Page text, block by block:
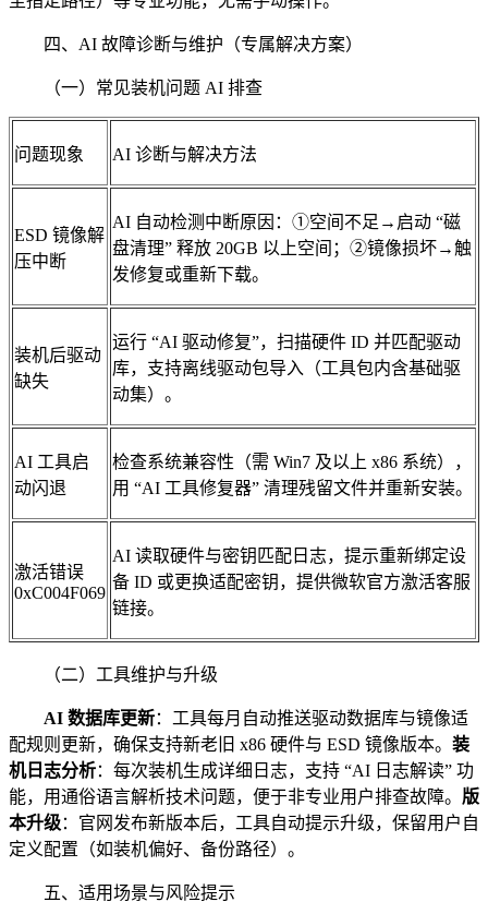
四、AI 故障诊断与维护（专属解决方案）
（一）常见装机问题 AI 排查
问题现象 AI 诊断与解决方法
ESD 镜像解
压中断
AI 自动检测中断原因：①空间不足→启动 “磁
盘清理” 释放 20GB 以上空间；②镜像损坏→触
发修复或重新下载。
装机后驱动
缺失
运行 “AI 驱动修复”，扫描硬件 ID 并匹配驱动
库，支持离线驱动包导入（工具包内含基础驱
动集）。
AI 工具启
动闪退
检查系统兼容性（需 Win7 及以上 x86 系统），
用 “AI 工具修复器” 清理残留文件并重新安装。
激活错误
0xC004F069
AI 读取硬件与密钥匹配日志，提示重新绑定设
备 ID 或更换适配密钥，提供微软官方激活客服
链接。
（二）工具维护与升级
AI 数据库更新：工具每月自动推送驱动数据库与镜像适
配规则更新，确保支持新老旧 x86 硬件与 ESD 镜像版本。 装
机日志分析：每次装机生成详细日志，支持 “AI 日志解读” 功
能，用通俗语言解析技术问题，便于非专业用户排查故障。 版
本升级：官网发布新版本后，工具自动提示升级，保留用户自
定义配置（如装机偏好、备份路径）。
五、适用场景与风险提示